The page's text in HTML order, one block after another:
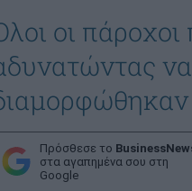
οι
Πρόσθεσε το
στα αγαπημένα σου στη
Google